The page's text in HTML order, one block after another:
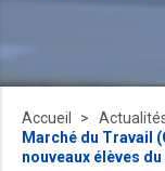
Accueil
Marché du Travail
nouveaux élèves